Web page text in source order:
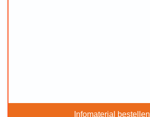
Infomaterial bestellen